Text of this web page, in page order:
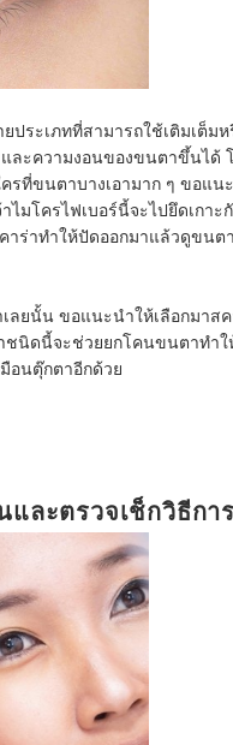
ระเภทที่สามารถใช้เติมเต็ม
ละความงอนของขนตาขึ้นได้
รที่ขนตาบางเอามาก ๆ ขอแ
ไมโครไฟเบอร์นี้จะไปยึดเก
ร่าทำให้ปัดออกมาแล้วดูขนต
ลยนั้น ขอแนะนำให้เลือกมาส
ชนิดนี้จะช่วยยกโคนขนตาท
อนตุ๊กตาอีกด้วย
ละตรวจเช็กวิธีกา